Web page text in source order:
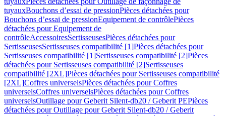
tuyauxBouchons d’essai de pressionPièces détachées pour
Bouchons d’essai de pressionEquipement de contrôlePièces
détachées pour Equipement de
contrôleAccessoiresSertisseusesPièces détachées pour
SertisseusesSertisseuses compatibilité [1]Pièces détachées pour
Sertisseuses compatibilité [1]Sertisseuses compatibilité [2]Pièces
détachées pour Sertisseuses compatibilité [2]Sertisseuses
compatibilité [2XL]Pièces détachées pour Sertisseuses compatibilité
[2XL]Coffres universelsPièces détachées pour Coffres
universelsCoffres universelsPièces détachées pour Coffres
universelsOutillage pour Geberit Silent-db20 / Geberit PEPièces
détachées pour Outillage pour Geberit Silent-db20 / Geberit